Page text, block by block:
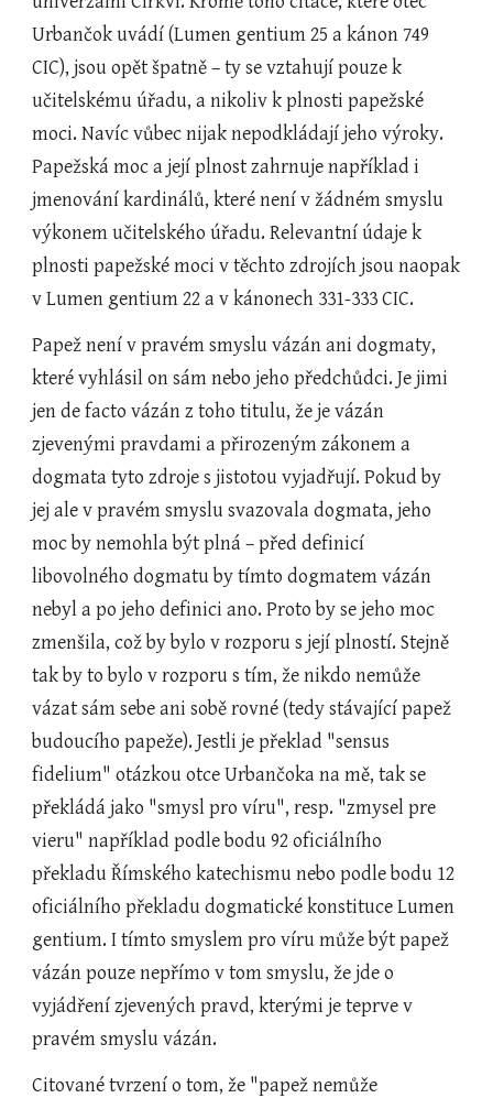
Urbančok uvádí (Lumen gentium 25 a kánon 749
CIC), jsou opět špatně – ty se vztahují pouze k
učitelskému úřadu, a nikoliv k plnosti papežské
moci. Navíc vůbec nijak nepodkládají jeho výroky.
Papežská moc a její plnost zahrnuje například i
jmenování kardinálů, které není v žádném smyslu
výkonem učitelského úřadu. Relevantní údaje k
plnosti papežské moci v těchto zdrojích jsou naopak
v Lumen gentium 22 a v kánonech 331-333 CIC.
Papež není v pravém smyslu vázán ani dogmaty,
které vyhlásil on sám nebo jeho předchůdci. Je jimi
jen de facto vázán z toho titulu, že je vázán
zjevenými pravdami a přirozeným zákonem a
dogmata tyto zdroje s jistotou vyjadřují. Pokud by
jej ale v pravém smyslu svazovala dogmata, jeho
moc by nemohla být plná – před definicí
libovolného dogmatu by tímto dogmatem vázán
nebyl a po jeho definici ano. Proto by se jeho moc
zmenšila, což by bylo v rozporu s její plností. Stejně
tak by to bylo v rozporu s tím, že nikdo nemůže
vázat sám sebe ani sobě rovné (tedy stávající papež
budoucího papeže). Jestli je překlad "sensus
fidelium" otázkou otce Urbančoka na mě, tak se
překládá jako "smysl pro víru", resp. "zmysel pre
vieru" například podle bodu 92 oficiálního
překladu Římského katechismu nebo podle bodu 12
oficiálního překladu dogmatické konstituce Lumen
gentium. I tímto smyslem pro víru může být papež
vázán pouze nepřímo v tom smyslu, že jde o
vyjádření zjevených pravd, kterými je teprve v
pravém smyslu vázán.
Citované tvrzení o tom, že "papež nemůže